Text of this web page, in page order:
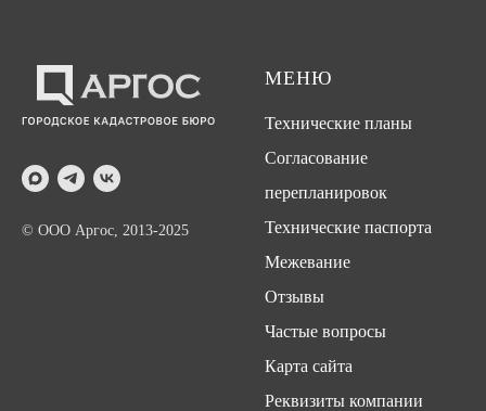
© ООО Аргос, 2013-2025
МЕНЮ
Технические планы
Согласование
перепланировок
Технические паспорта
Межевание
Отзывы
Частые вопросы
Карта сайта
Реквизиты компании